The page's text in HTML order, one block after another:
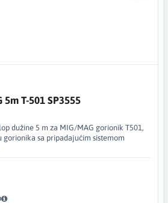
T-501 SP3555
dužine 5 m za MIG/MAG gorionik T501,
sa pripadajućim sistemom